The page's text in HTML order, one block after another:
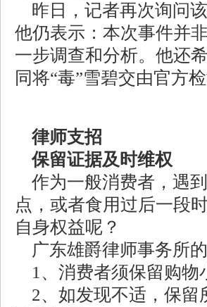
昨日，记者再次询问
他仍表示：本次事件并
一步调查和分析。他还
同将“毒”雪碧交由官方
律师支招
保留证据及时维权
作为一般消费者，遇
点，或者食用过后一段
自身权益呢？
广东雄爵律师事务所
1、消费者须保留购物
2、如发现不适，保留